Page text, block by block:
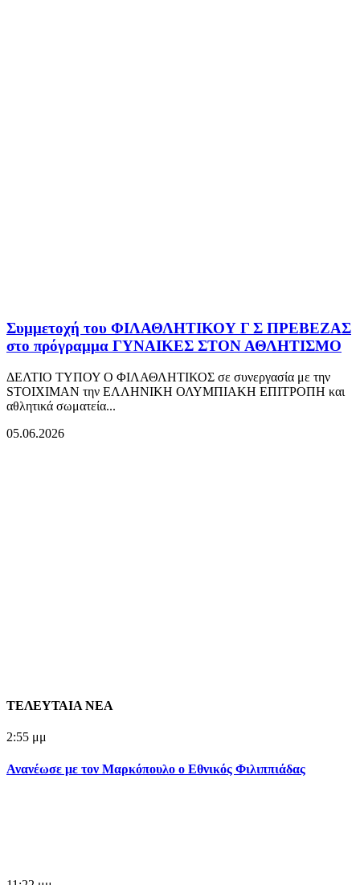
Συμμετοχή του ΦΙΛΑΘΛΗΤΙΚΟΥ Γ Σ ΠΡΕΒΕΖΑΣ
στο πρόγραμμα ΓΥΝΑΙΚΕΣ ΣΤΟΝ ΑΘΛΗΤΙΣΜΟ
ΔΕΛΤΙΟ ΤΥΠΟΥ Ο ΦΙΛΑΘΛΗΤΙΚΟΣ σε συνεργασία με την
STOIXIMAN την ΕΛΛΗΝΙΚΗ ΟΛΥΜΠΙΑΚΗ ΕΠΙΤΡΟΠΗ και
αθλητικά σωματεία...
05.06.2026
ΤΕΛΕΥΤΑΙΑ ΝΕΑ
2:55 μμ
Ανανέωσε με τον Μαρκόπουλο ο Εθνικός Φιλιππιάδας